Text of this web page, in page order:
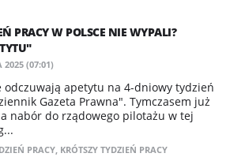
PRACY W POLSCE NIE WYPALI?
2025 (07:01)
odczuwają apetytu na 4-dniowy tydzień
Gazeta Prawna". Tymczasem już
nabór do rządowego pilotażu w tej
PRACY, KRÓTSZY TYDZIEŃ PRACY